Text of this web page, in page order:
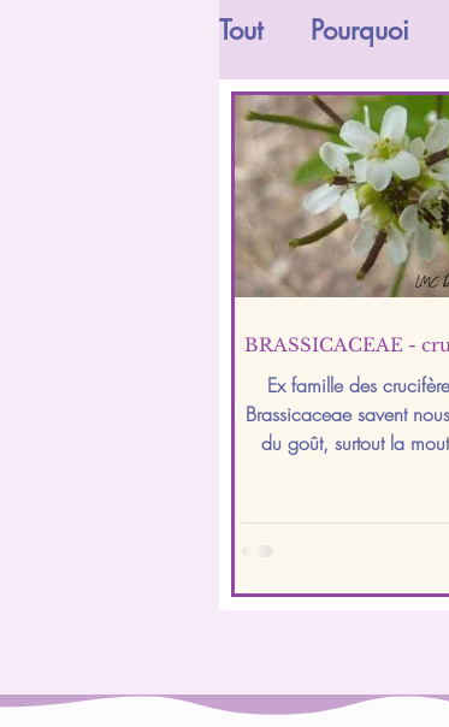
Tout Pourquoi
BRASSICACEAE -
Ex famille des
Brassicaceae savent
du goût, surtout la